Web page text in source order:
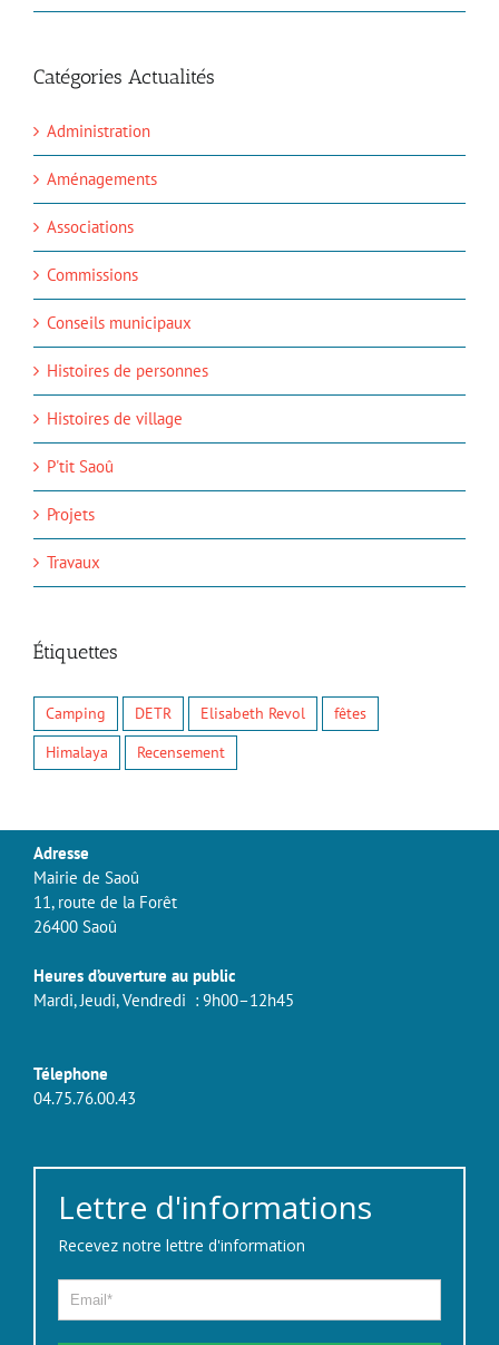
Catégories Actualités
Administration
Aménagements
Associations
Commissions
Conseils municipaux
Histoires de personnes
Histoires de village
P'tit Saoû
Projets
Travaux
Étiquettes
Camping DETR Elisabeth Revol
fêtes
Himalaya
Recensement
Adresse
Mairie de Saoû
11, route de la Forêt
26400 Saoû
Heures d’ouverture au public
Mardi, Jeudi, Vendredi : 9h00–12h45
Télephone
04.75.76.00.43
Lettre d'informations
Recevez notre lettre d'information